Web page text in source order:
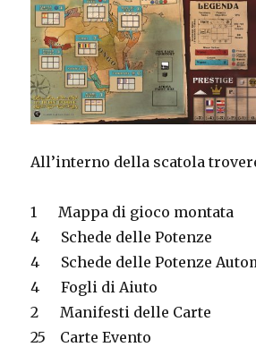
All’interno della scatola
1 Mappa di gioco montata
4 Schede delle Potenze
4 Schede delle Potenze
4Fogli di Aiuto
2 Manifesti delle Carte
25 Carte Evento